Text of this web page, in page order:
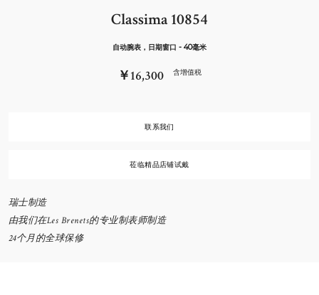
Classima 10854
自动腕表，日期窗口 - 40毫米
￥16,300 含增值税
联系我们
莅临精品店铺试戴
瑞士制造
由我们在Les Brenets的专业制表师制造
24个月的全球保修